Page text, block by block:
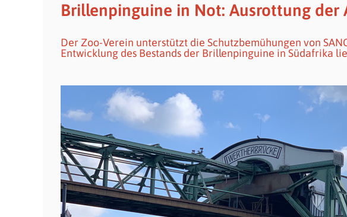
Brillenpinguine in Not: Ausrottung der
Der Zoo-Verein unterstützt die Schutzbemühungen von
Entwicklung des Bestands der Brillenpinguine in Südafrika